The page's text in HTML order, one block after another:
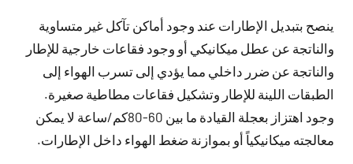
ينصح بتبديل الإطارات عند وجود أماكن تآكل غير متساوية
والناتجة عن عطل ميكانيكي أو وجود فقاعات خارجية للإطار
والناتجة عن ضرر داخلي مما يؤدي إلى تسرب الهواء إلى
الطبقات اللينة للإطار وتشكيل فقاعات مطاطية صغيرة.
وجود اهتزاز بعجلة القيادة ما بين 60-80كم/ساعة لا يمكن
معالجته ميكانيكياً أو بموازنة ضغط الهواء داخل الإطارات.